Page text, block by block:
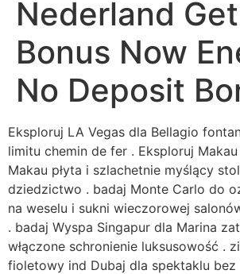
Nederland Get
Bonus Now
No Deposit
Eksploruj LA Vegas dla Bellagio
limitu chemin de fer . Eksploruj
Makau płyta i szlachetnie myślący
dziedzictwo . badaj Monte Carlo do
na weselu i sukni wieczorowej
. badaj Wyspa Singapur dla Marina
włączone schronienie luksusowość .
fioletowy ind Dubaj dla spektaklu bez